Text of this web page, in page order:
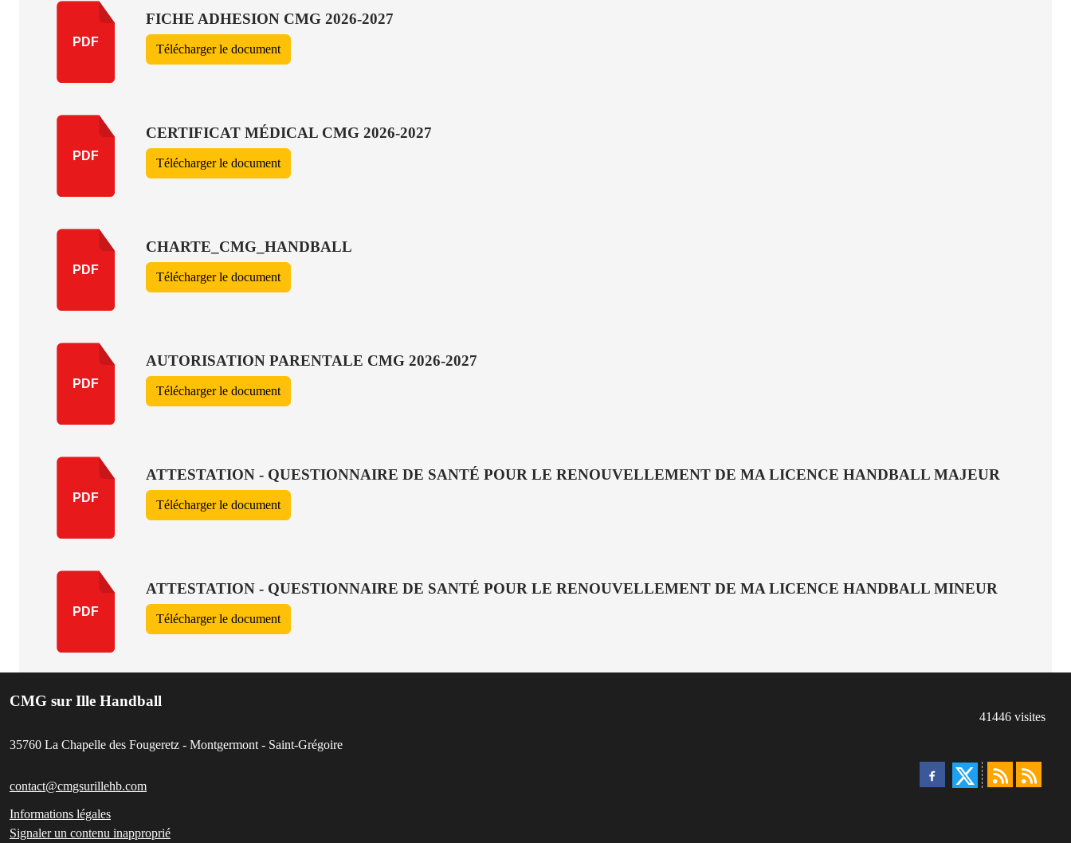
PDF
FICHE ADHESION CMG 2026-2027
Télécharger le document
PDF
CERTIFICAT MÉDICAL CMG 2026-2027
Télécharger le document
PDF
CHARTE_CMG_HANDBALL
Télécharger le document
PDF
AUTORISATION PARENTALE CMG 2026-2027
Télécharger le document
PDF
ATTESTATION - QUESTIONNAIRE DE SANTÉ POUR LE RENOUVELLEMENT DE MA LICENCE HANDBALL MAJEUR
Télécharger le document
PDF
ATTESTATION - QUESTIONNAIRE DE SANTÉ POUR LE RENOUVELLEMENT DE MA LICENCE HANDBALL MINEUR
Télécharger le document
CMG sur Ille Handball
35760 La Chapelle des Fougeretz - Montgermont - Saint-Grégoire
contact@cmgsurillehb.com
Informations légales
Signaler un contenu inapproprié
41446 visites